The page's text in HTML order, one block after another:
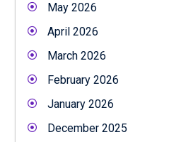
May 2026
April 2026
March 2026
February 2026
January 2026
December 2025